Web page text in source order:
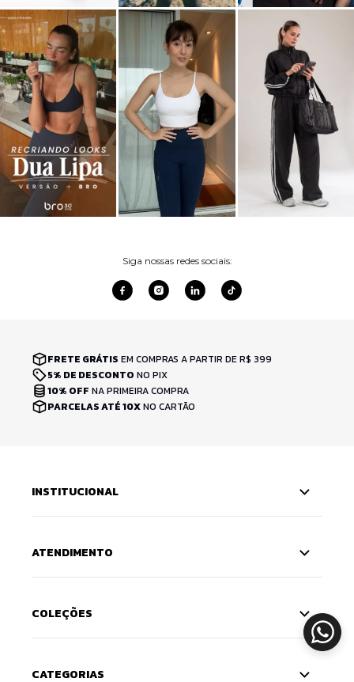
Siga nossas redes sociais:
FRETE GRÁTIS EM COMPRAS A PARTIR DE R$ 399
5% DE DESCONTO NO PIX
10% OFF NA PRIMEIRA COMPRA
PARCELAS ATÉ 10XNO CARTÃO
INSTITUCIONAL
ATENDIMENTO
COLEÇÕES
CATEGORIAS